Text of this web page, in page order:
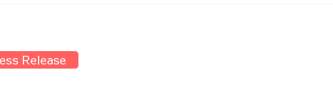
Release